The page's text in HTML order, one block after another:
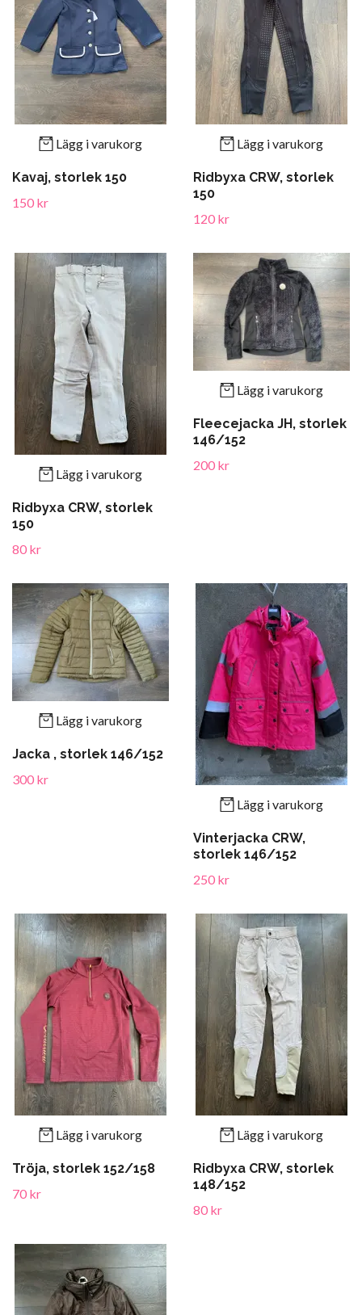
Lägg i varukorg
Kavaj, storlek 150
150 kr
Lägg i varukorg
Ridbyxa CRW, storlek
150
120 kr
Lägg i varukorg
Ridbyxa CRW, storlek
150
80 kr
Lägg i varukorg
Fleecejacka JH, storlek
146/152
200 kr
Lägg i varukorg
Jacka , storlek 146/152
300 kr
Lägg i varukorg
Vinterjacka CRW,
storlek 146/152
250 kr
Lägg i varukorg
Tröja, storlek 152/158
70 kr
Lägg i varukorg
Ridbyxa CRW, storlek
148/152
80 kr